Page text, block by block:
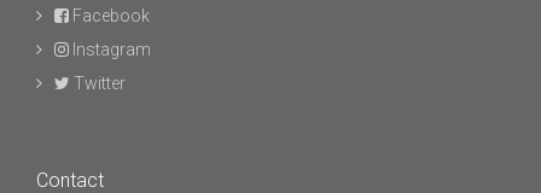
Facebook
Instagram
Twitter
Contact